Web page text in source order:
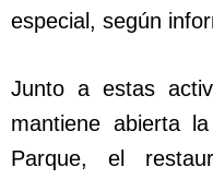
especial, según
Junto a estas
mantiene abierta
Parque, el